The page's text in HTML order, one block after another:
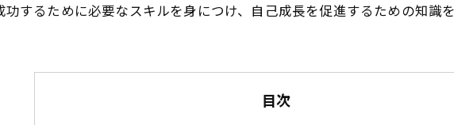
するために必要なスキルを身につけ、自己成長を促進するための知識を
目次